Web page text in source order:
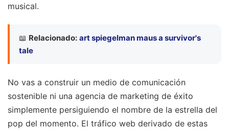
musical.
📖 Relacionado: art spiegelman maus a survivor's
tale
No vas a construir un medio de comunicación
sostenible ni una agencia de marketing de éxito
simplemente persiguiendo el nombre de la estrella del
pop del momento. El tráfico web derivado de estas